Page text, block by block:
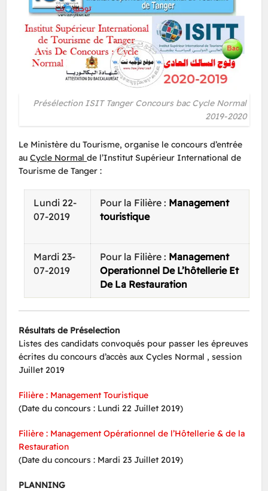
Présélection ISIT Tanger Concours bac Cycle Normal
2019-2020
Le Ministère du Tourisme, organise le concours d’entrée
auCycle Normalde l’Institut Supérieur International de
Tourisme de Tanger :
Lundi 22-
07-2019
Pour la Filière : Management
touristique
Mardi 23-
07-2019
Pour la Filière : Management
Operationnel De L’hôtellerie Et
De La Restauration
Résultats de Préselection
Listes des candidats convoqués pour passer les épreuves
écrites du concours d’accès aux Cycles Normal , session
Juillet 2019
Filière : Management Touristique
(Date du concours : Lundi 22 Juillet 2019)
Filière : Management Opérationnel de l’Hôtellerie & de la
Restauration
(Date du concours : Mardi 23 Juillet 2019)
PLANNING